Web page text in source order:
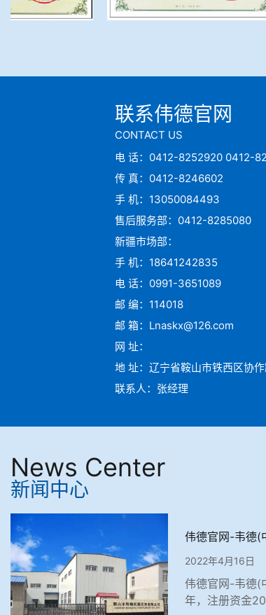
联系伟德官网
CONTACT US
电 话：0412-8252920 0412-
传 真：0412-8246602
手 机：13050084493
售后服务部：0412-8285080
新疆市场部：
手 机：18641242835
电 话：0991-3651089
邮 编：114018
邮 箱：Lnaskx@126.com
网 址：
地 址：辽宁省鞍山市铁西区协
联系人：张经理
News Center
新闻中心
伟德官网-韦德(
2022年4月16日
伟德官网-韦德(
年，注册资金